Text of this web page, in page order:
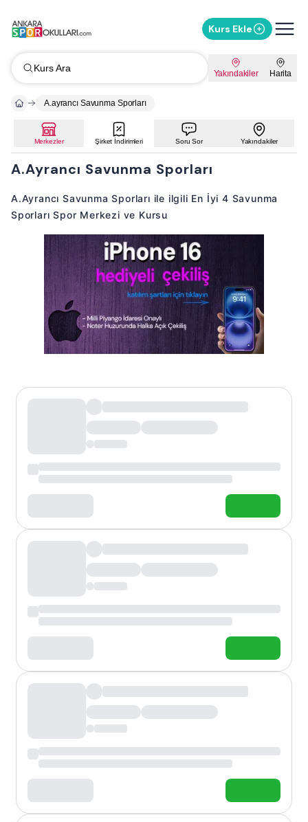
Kurs Ekle
Kurs Ara Yakındakiler Harita
A.ayrancı Savunma Sporları
Merkezler Şirket İndirimleri Soru Sor Yakındakiler
A.Ayrancı Savunma Sporları
A.Ayrancı Savunma Sporları ile ilgili En İyi 4 Savunma
Sporları Spor Merkezi ve Kursu